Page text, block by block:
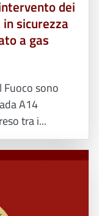
dei
sicurezza
a gas
Fuoco sono
A14
tra i...